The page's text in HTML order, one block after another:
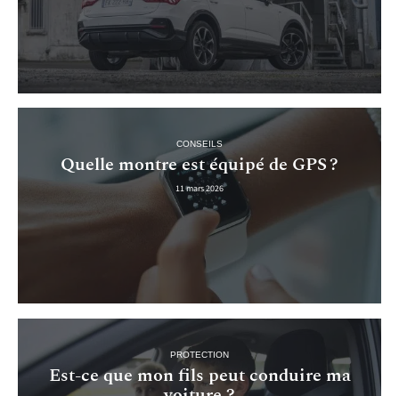
CONSEILS
Quelle montre est équipé de GPS ?
11 mars 2026
PROTECTION
Est-ce que mon fils peut conduire ma